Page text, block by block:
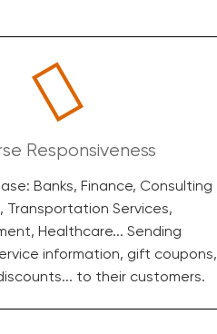
Responsiveness
Banks, Finance, Consulting
Transportation Services,
Healthcare... Sending
information, gift coupons,
to their customers.